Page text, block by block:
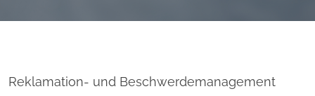
Reklamation- und Beschwerdemanagement